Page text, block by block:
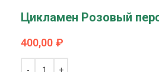
Цикламен Розовый
400,00 ₽